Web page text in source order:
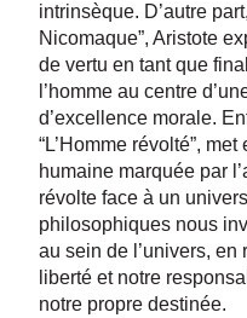
intrinsèque. D’autre
Nicomaque”, Aristote
de vertu en tant que
l’homme au centre
d’excellence morale.
“L’Homme révolté”,
humaine marquée par
révolte face à un
philosophiques nous
au sein de l’univers,
liberté et notre
notre propre destinée.